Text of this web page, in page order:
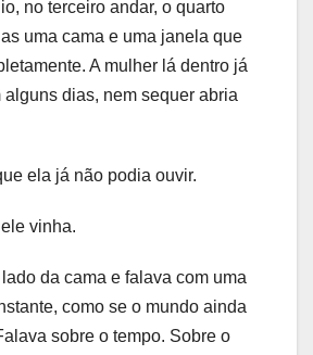
no terceiro andar, o quarto
uma cama e uma janela que
A mulher lá dentro já
alguns dias, nem sequer abria
ela já não podia ouvir.
vinha.
da cama e falava com uma
como se o mundo ainda
sobre o tempo. Sobre o